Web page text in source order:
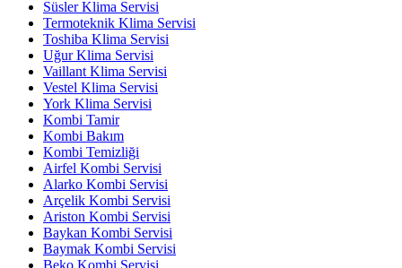
Süsler Klima Servisi
Termoteknik Klima Servisi
Toshiba Klima Servisi
Uğur Klima Servisi
Vaillant Klima Servisi
Vestel Klima Servisi
York Klima Servisi
Kombi Tamir
Kombi Bakım
Kombi Temizliği
Airfel Kombi Servisi
Alarko Kombi Servisi
Arçelik Kombi Servisi
Ariston Kombi Servisi
Baykan Kombi Servisi
Baymak Kombi Servisi
Beko Kombi Servisi